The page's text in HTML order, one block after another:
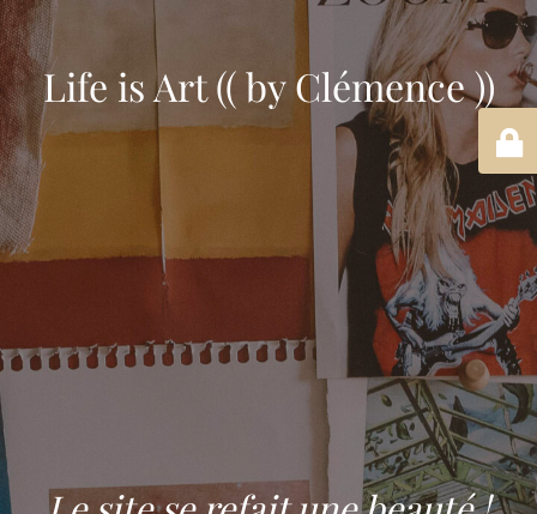
Life is Art (( by Clémence ))